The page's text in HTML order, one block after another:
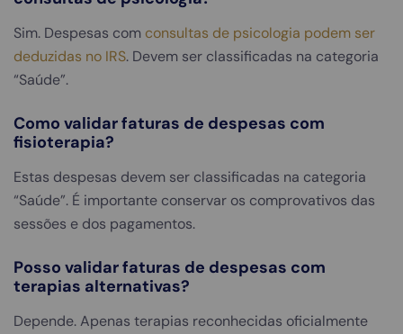
Sim. Despesas com consultas de psicologia podem ser
deduzidas no IRS. Devem ser classificadas na categoria
“Saúde”.
Como validar faturas de despesas com
fisioterapia?
Estas despesas devem ser classificadas na categoria
“Saúde”. É importante conservar os comprovativos das
sessões e dos pagamentos.
Posso validar faturas de despesas com
terapias alternativas?
Depende. Apenas terapias reconhecidas oficialmente